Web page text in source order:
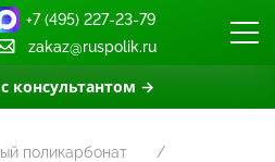
консультантом →
+7 (495) 227-23-79
zakaz@ruspolik.ru
поликарбонат